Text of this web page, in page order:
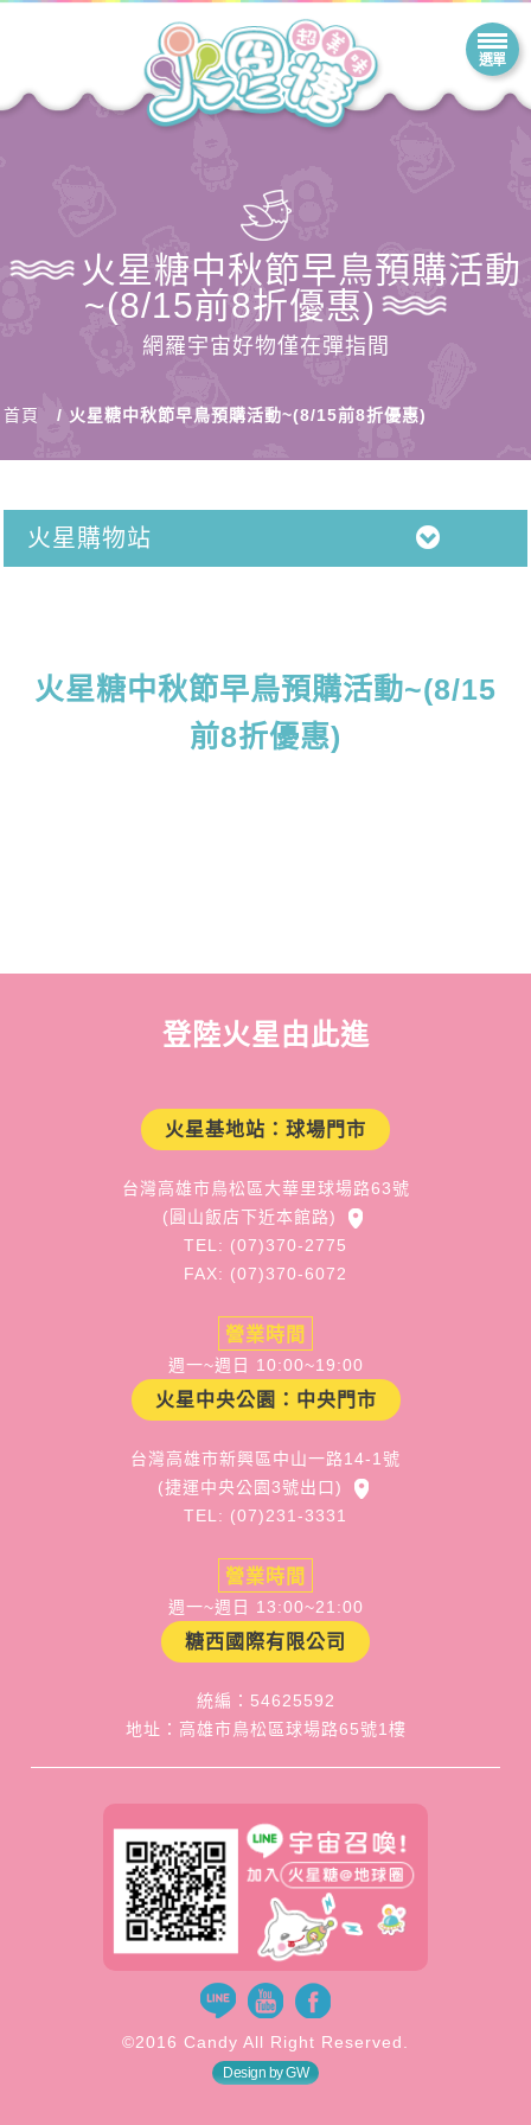
火星糖中秋節早鳥預購活動
~(8/15前8折優惠)
網羅宇宙好物僅在彈指間
首頁 火星糖中秋節早鳥預購活動~(8/15前8折優惠)
火星購物站
火星糖中秋節早鳥預購活動~(8/15
前8折優惠)
登陸火星由此進
火星基地站：球場門市
台灣高雄市鳥松區大華里球場路63號
(圓山飯店下近本館路)
TEL: (07)370-2775
FAX: (07)370-6072
營業時間
週一~週日 10:00~19:00
火星中央公園：中央門市
台灣高雄市新興區中山一路14-1號
(捷運中央公園3號出口)
TEL: (07)231-3331
營業時間
週一~週日 13:00~21:00
糖西國際有限公司
統編：54625592
地址：高雄市鳥松區球場路65號1樓
©2016 Candy All Right Reserved.
Design by GW